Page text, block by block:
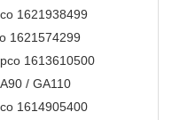
1621938499
1621574299
1613610500
/ GA110
1614905400